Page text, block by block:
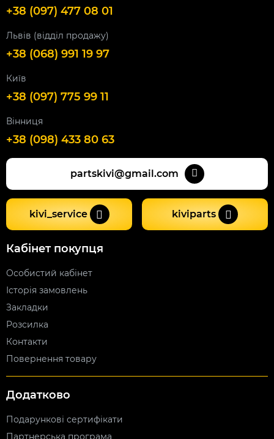
+38 (097) 477 08 01
Львів (відділ продажу)
+38 (068) 991 19 97
Київ
+38 (097) 775 99 11
Вінниця
+38 (098) 433 80 63
partskivi@gmail.com
kivi_service kiviparts
Кабінет покупця
Особистий кабінет
Історія замовлень
Закладки
Розсилка
Контакти
Повернення товару
Додатково
Подарункові сертифікати
Партнерська програма